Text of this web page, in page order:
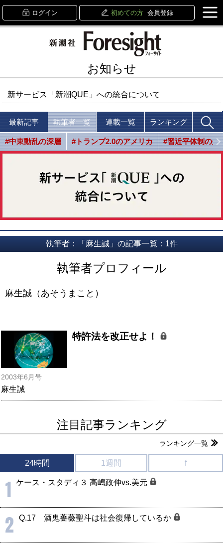
ログイン 初めての方 会員登録
お知らせ
新サービス「新潮QUE」への統合について
最新記事 執筆者一覧 連載一覧 ランキング
#中東動乱の深層 #トランプ2.0のアメリカ #習近平体制の光
執筆者：「麻生誠」の記事一覧：1件
執筆者プロフィール
麻生誠（あそうまこと）
特許法を改正せよ！
2003年6月号
麻生誠
注目記事ランキング
ランキング一覧
24時間 1週間 f
1 ケース・スタディ３ 高嶋政伸vs.美元
2 Q.17 酒鬼薔薇聖斗は社会復帰しているか